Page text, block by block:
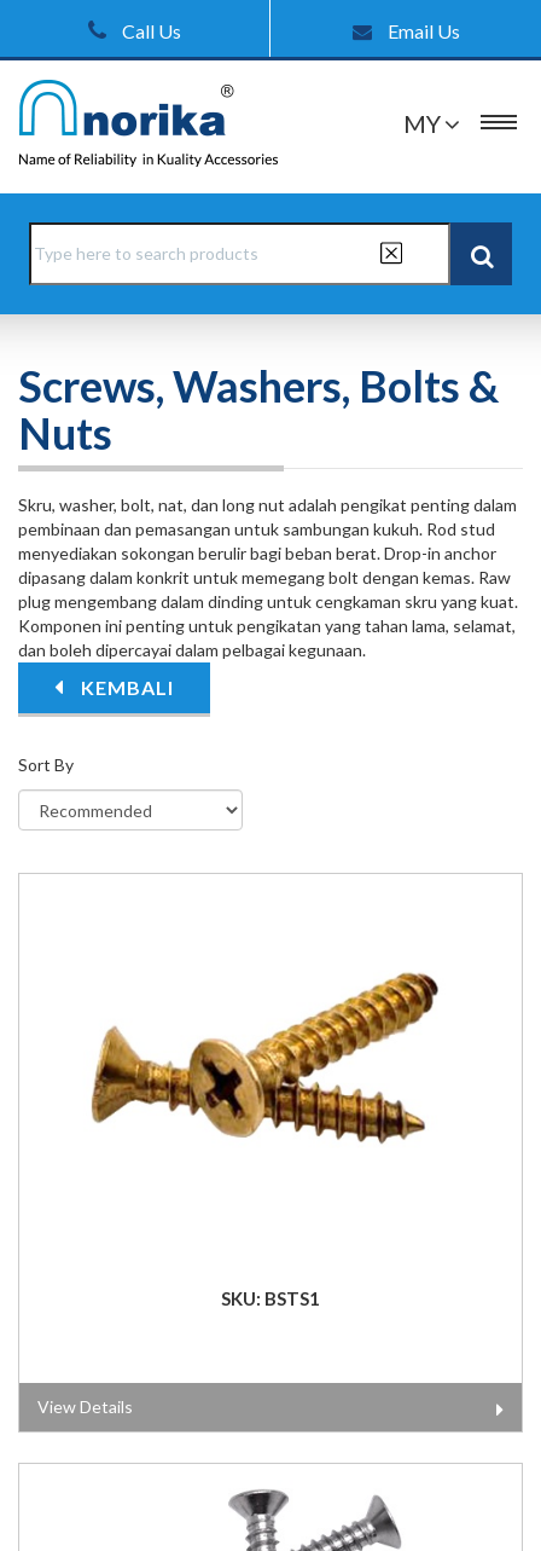
Call Us Email Us
MY
Screws, Washers, Bolts &
Nuts
Skru, washer, bolt, nat, dan long nut adalah pengikat penting dalam
pembinaan dan pemasangan untuk sambungan kukuh. Rod stud
menyediakan sokongan berulir bagi beban berat. Drop-in anchor
dipasang dalam konkrit untuk memegang bolt dengan kemas. Raw
plug mengembang dalam dinding untuk cengkaman skru yang kuat.
Komponen ini penting untuk pengikatan yang tahan lama, selamat,
dan boleh dipercayai dalam pelbagai kegunaan.
KEMBALI
Sort By
SKU: BSTS1
View Details